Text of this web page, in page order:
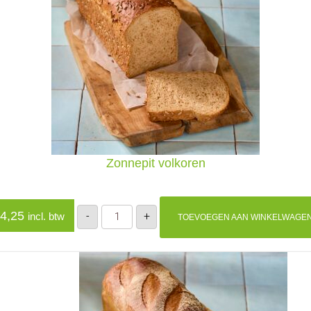
Zonnepit volkoren
incl. btw -
Zonnepit
volkoren
aantal
+ TOEVOEGEN AAN